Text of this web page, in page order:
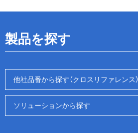
製品を探す
他社品番から探す（クロスリファレンス）
ソリューションから探す